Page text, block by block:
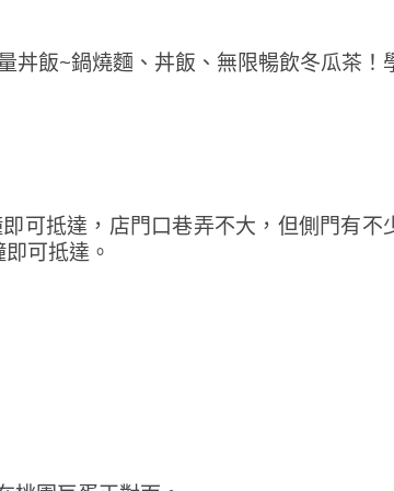
可抵達，店門口巷弄不大，但側門有不
可抵達。